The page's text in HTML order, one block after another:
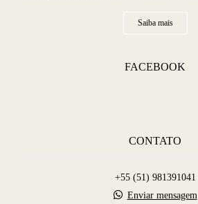
Saiba mais
FACEBOOK
CONTATO
+55 (51) 981391041
Enviar mensagem